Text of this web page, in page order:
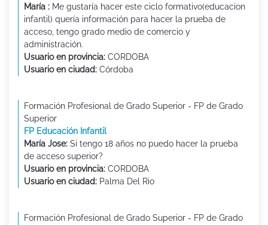
María : Me gustaría hacer este ciclo formativo(educacion
infantil) quería información para hacer la prueba de
acceso, tengo grado medio de comercio y
administración.
Usuario en provincia: CORDOBA
Usuario en ciudad: Córdoba
Formación Profesional de Grado Superior - FP de Grado
Superior
FP Educación Infantil
María Jose: Si tengo 18 años no puedo hacer la prueba
de acceso superior?
Usuario en provincia: CORDOBA
Usuario en ciudad: Palma Del Rio
Formación Profesional de Grado Superior - FP de Grado